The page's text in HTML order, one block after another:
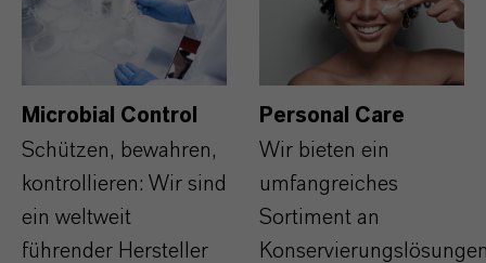
Microbial Control
Schützen, bewahren,
kontrollieren: Wir sind
ein weltweit
führender Hersteller
Personal Care
Wir bieten ein
umfangreiches
Sortiment an